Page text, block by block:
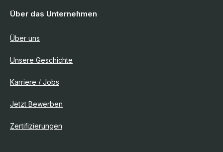
Über das Unternehmen
Über uns
Unsere Geschichte
Karriere / Jobs
Jetzt Bewerben
Zertifizierungen